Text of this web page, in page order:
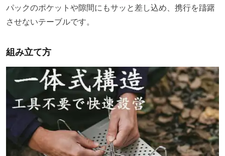
パックのポケットや隙間にもサッと差し込め、携行を躊躇
させないテーブルです。
組み立て方